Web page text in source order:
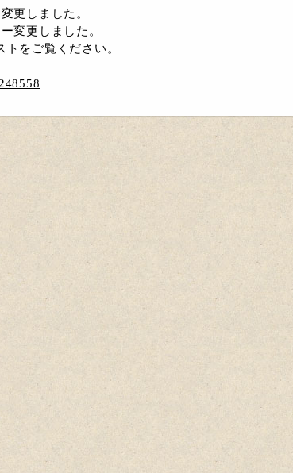
更しました。
変更しました。
をご覧ください。